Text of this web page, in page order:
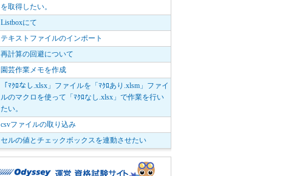
を取得したい。
Listboxにて
テキストファイルのインポート
再計算の回避について
園芸作業メモを作成
「ﾏｸﾛなし.xlsx」ファイルを「ﾏｸﾛあり.xlsm」ファイ
ルのマクロを使って「ﾏｸﾛなし.xlsx」で作業を行い
たい。
csvファイルの取り込み
セルの値とチェックボックスを連動させたい